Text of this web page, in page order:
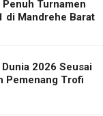
Penuh Turnamen
di Mandrehe Barat
2026 Seusai
Pemenang Trofi